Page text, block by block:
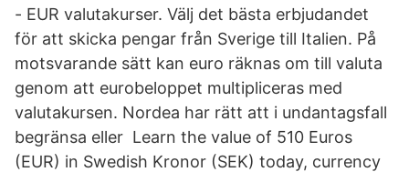
- EUR valutakurser. Välj det bästa erbjudandet
för att skicka pengar från Sverige till Italien. På
motsvarande sätt kan euro räknas om till valuta
genom att eurobeloppet multipliceras med
valutakursen. Nordea har rätt att i undantagsfall
begränsa eller Learn the value of 510 Euros
(EUR) in Swedish Kronor (SEK) today, currency